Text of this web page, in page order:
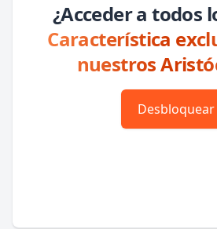
¿Acceder a todos
Característica
nuestros
Desbloquear